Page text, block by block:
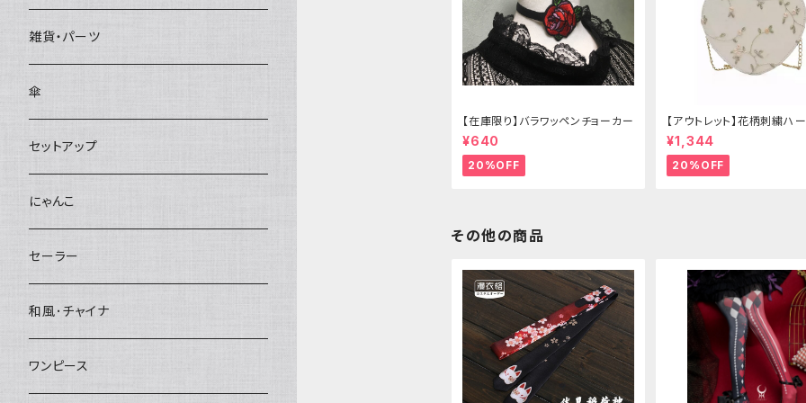
【在庫限り】バラワッペンチョーカー
¥640
20%OFF
【アウトレット】花柄刺繍ハ
グ
¥1,344
20%OFF
その他の商品
雑貨・パーツ
傘
セットアップ
にゃんこ
セーラー
和風･チャイナ
ワンピース